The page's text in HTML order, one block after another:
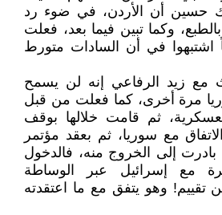
حسين أن الأردن، في ضوء رد
وكما تبين فيما بعد، فعلت
اشتبهوا في أن السادات متورط
مع زيد الرفاعي إنه لن يسمح
مرة أخرى، كما فعلت ‏من قبل
ثم قامت خلالها بوقف
مع سوريا، ثم ‏بعقد مؤتمر
إلى الخروج منه، فالدخول
مع إسرائيل عبر ‏الوساطة
من تقييم! وهو يتفق مع ما اعتقدته